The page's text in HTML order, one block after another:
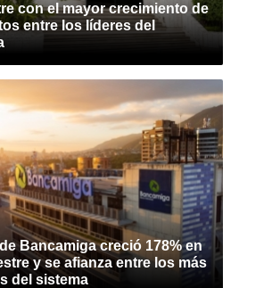
con el mayor crecimiento de
entre los líderes del
Bancamiga creció 178% en
y se afianza entre los más
del sistema